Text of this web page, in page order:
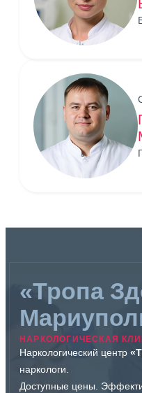
«Тропа
НАРКОЛОГИЧЕСКАЯ
Наркологический центр
наркологи.
Доступные цены.